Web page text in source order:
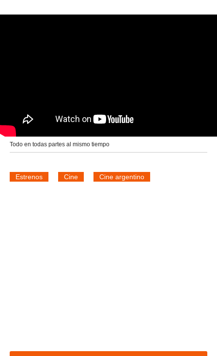
Todo en todas partes al mismo tiempo
Estrenos Cine Cine argentino